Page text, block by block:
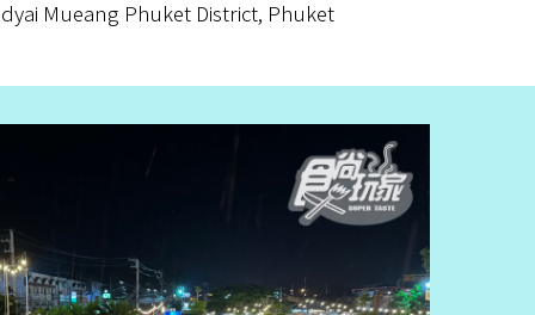
Mueang Phuket District, Phuket